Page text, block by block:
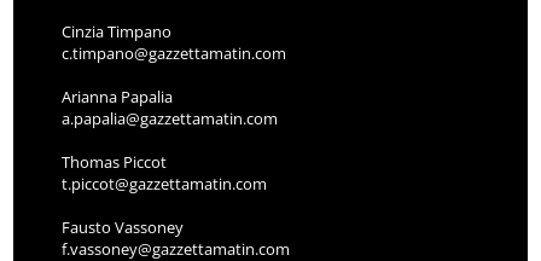
Cinzia Timpano
c.timpano@gazzettamatin.com
Arianna Papalia
a.papalia@gazzettamatin.com
Thomas Piccot
t.piccot@gazzettamatin.com
Fausto Vassoney
f.vassoney@gazzettamatin.com